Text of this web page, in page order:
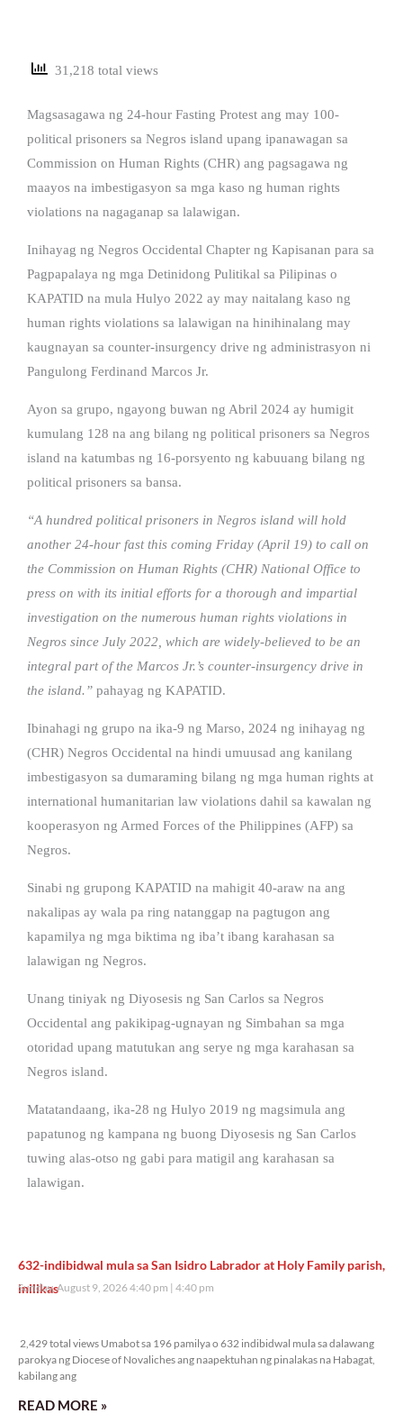
31,218 total views
Magsasagawa ng 24-hour Fasting Protest ang may 100-
political prisoners sa Negros island upang ipanawagan sa
Commission on Human Rights (CHR) ang pagsagawa ng
maayos na imbestigasyon sa mga kaso ng human rights
violations na nagaganap sa lalawigan.
Inihayag ng Negros Occidental Chapter ng Kapisanan para sa
Pagpapalaya ng mga Detinidong Pulitikal sa Pilipinas o
KAPATID na mula Hulyo 2022 ay may naitalang kaso ng
human rights violations sa lalawigan na hinihinalang may
kaugnayan sa counter-insurgency drive ng administrasyon ni
Pangulong Ferdinand Marcos Jr.
Ayon sa grupo, ngayong buwan ng Abril 2024 ay humigit
kumulang 128 na ang bilang ng political prisoners sa Negros
island na katumbas ng 16-porsyento ng kabuuang bilang ng
political prisoners sa bansa.
“A hundred political prisoners in Negros island will hold
another 24-hour fast this coming Friday (April 19) to call on
the Commission on Human Rights (CHR) National Office to
press on with its initial efforts for a thorough and impartial
investigation on the numerous human rights violations in
Negros since July 2022, which are widely-believed to be an
integral part of the Marcos Jr.’s counter-insurgency drive in
the island.” pahayag ng KAPATID.
Ibinahagi ng grupo na ika-9 ng Marso, 2024 ng inihayag ng
(CHR) Negros Occidental na hindi umuusad ang kanilang
imbestigasyon sa dumaraming bilang ng mga human rights at
international humanitarian law violations dahil sa kawalan ng
kooperasyon ng Armed Forces of the Philippines (AFP) sa
Negros.
Sinabi ng grupong KAPATID na mahigit 40-araw na ang
nakalipas ay wala pa ring natanggap na pagtugon ang
kapamilya ng mga biktima ng iba’t ibang karahasan sa
lalawigan ng Negros.
Unang tiniyak ng Diyosesis ng San Carlos sa Negros
Occidental ang pakikipag-ugnayan ng Simbahan sa mga
otoridad upang matutukan ang serye ng mga karahasan sa
Negros island.
Matatandaang, ika-28 ng Hulyo 2019 ng magsimula ang
papatunog ng kampana ng buong Diyosesis ng San Carlos
tuwing alas-otso ng gabi para matigil ang karahasan sa
lalawigan.
632-indibidwal mula sa San Isidro Labrador at Holy Family parish,
inilikas
Sunday, August 9, 2026 4:40 pm 4:40 pm
2,429 total views Umabot sa 196 pamilya o 632 indibidwal mula sa dalawang
parokya ng Diocese of Novaliches ang naapektuhan ng pinalakas na Habagat,
kabilang ang
READ MORE »